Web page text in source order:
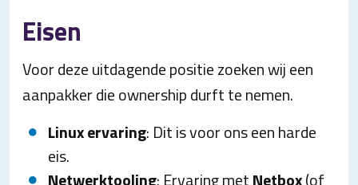
Eisen
Voor deze uitdagende positie zoeken wij een
aanpakker die ownership durft te nemen.
Linux ervaring: Dit is voor ons een harde
eis.
Netwerktooling: Ervaring metNetbox(of